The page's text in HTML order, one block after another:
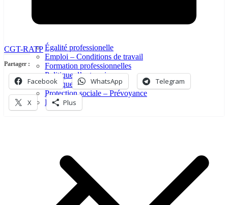
Égalité professionelle
Emploi – Conditions de travail
Formation professionnelles
Politique d’entreprise
Politique Industrielle
Protection sociale – Prévoyance
Retraite
CGT-RATP
Partager :
Facebook WhatsApp Telegram
X Plus